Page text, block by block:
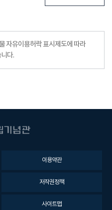
자유이용허락 표시제도에 따라
다.
이용약관
저작권정책
사이트맵